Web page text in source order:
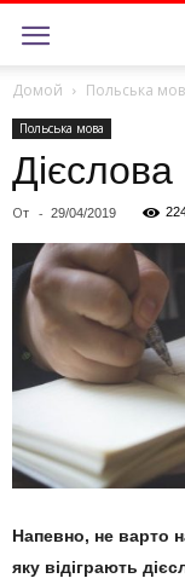
Домой Польська
Польська мова
Дієслова
От - 29/04/2019
Напевно, не варто
яку відіграють